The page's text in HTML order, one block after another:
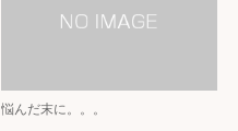
悩んだ末に。。。